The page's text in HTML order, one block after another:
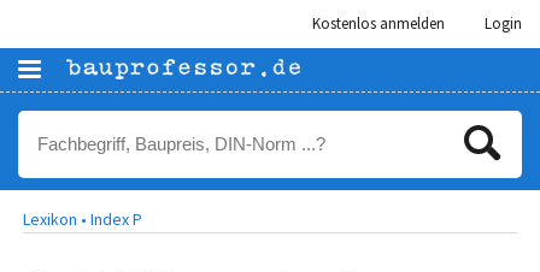
Kostenlos anmelden Login
Lexikon • Index P